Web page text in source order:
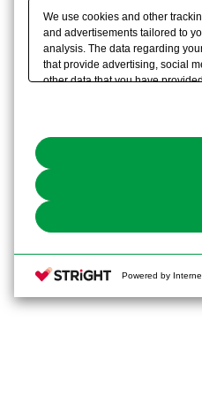
We use cookies and other
and advertisements tailored to
analysis. The data regarding
that provide advertising, social
other data that you have
the use of all Cookies except
You can change your consent
Powered by